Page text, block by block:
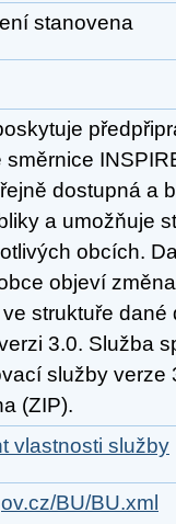
stanovena
směrnice
dostupná a
a umožňuje
obcích.
objeví
struktuře
3.0. Služba
služby verze
(ZIP).
vlastnosti služby
BU/BU.xml